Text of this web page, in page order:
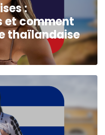
:
et comment
thaïlandaise